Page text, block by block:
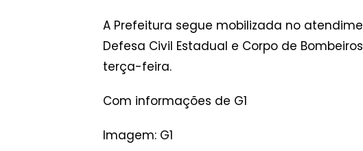
A Prefeitura segue mobilizada no
Defesa Civil Estadual e Corpo de
terça-feira.
Com informações de G1
Imagem: G1